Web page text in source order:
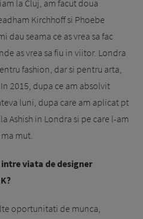
la Cluj, am facut doua
Kirchhoff si Phoebe
dau seama ce as vrea sa fac
as vrea sa fiu in viitor. Londra
fashion, dar si pentru arta,
2015, dupa ce am absolvit
luni, dupa care am aplicat pt
Ashish in Londra si pe care l-am
mut.
viata de designer
oportunitati de munca,